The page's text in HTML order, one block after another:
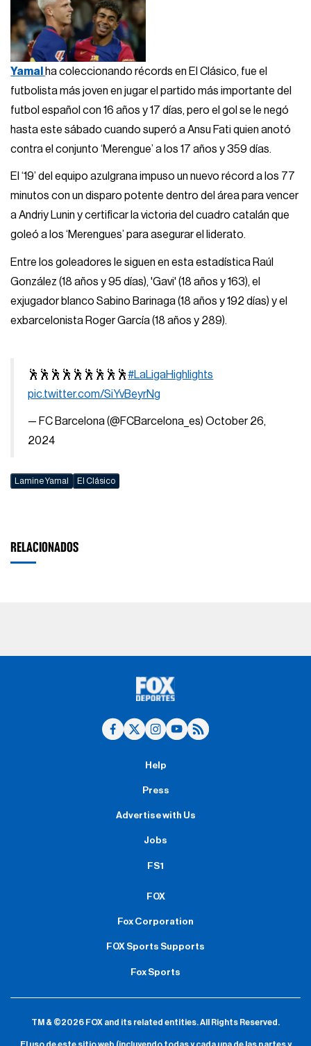
Yamal
ha coleccionando récords en El Clásico, fue el
futbolista más joven en jugar el partido más importante del
futbol español con 16 años y 17 días, pero el gol se le negó
hasta este sábado cuando superó a Ansu Fati quien anotó
contra el conjunto ‘Merengue’ a los 17 años y 359 días.
El ‘19’ del equipo azulgrana impuso un nuevo récord a los 77
minutos con un disparo potente dentro del área para vencer
a Andriy Lunin y certificar la victoria del cuadro catalán que
goleó a los ‘Merengues’ para asegurar el liderato.
Entre los goleadores le siguen en esta estadística Raúl
González (18 años y 95 días), 'Gavi' (18 años y 163), el
exjugador blanco Sabino Barinaga (18 años y 192 días) y el
exbarcelonista Roger García (18 años y 289).
🕺🕺🕺🕺🕺🕺🕺🕺🕺#LaLigaHighlights
pic.twitter.com/SiYvBeyrNg
— FC Barcelona (@FCBarcelona_es)October 26,
2024
Lamine Yamal El Clásico
RELACIONADOS
Help
Press
Advertise with Us
Jobs
FS1
FOX
Fox Corporation
FOX Sports Supports
Fox Sports
TM & ©2026 FOX and its related entities.All Rights Reserved.